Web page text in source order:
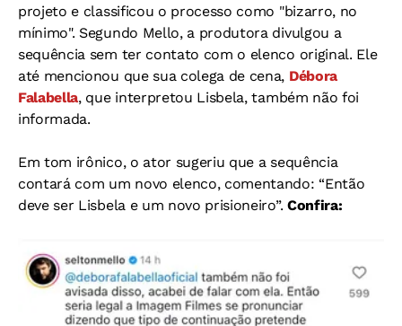
projeto e classificou o processo como "bizarro, no
mínimo". Segundo Mello, a produtora divulgou a
sequência sem ter contato com o elenco original. Ele
até mencionou que sua colega de cena, Débora
Falabella, que interpretou Lisbela, também não foi
informada.
Em tom irônico, o ator sugeriu que a sequência
contará com um novo elenco, comentando: “Então
deve ser Lisbela e um novo prisioneiro”. Confira: